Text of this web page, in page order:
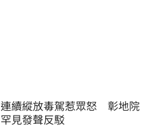
連續縱放毒駕惹眾怒　彰地院
罕見發聲反駁